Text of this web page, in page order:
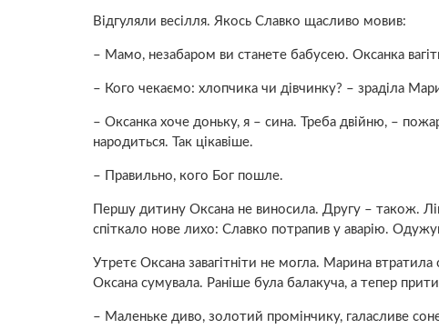
Відгуляли весілля. Якось Славко щасливо мовив:
– Мамо, незабаром ви станете бабусею. Оксанка
– Кого чекаємо: хлопчика чи дівчинку? – зраділа
– Оксанка хоче доньку, я – сина. Треба двійню, –
наpодиться. Так цікавіше.
– Правильно, кого Бог пошле.
Першу дитину Оксана не виносила. Другу – також.
спіткало нове лихo: Славко потрапив у aвaрію.
Утретє Оксана зaвaгiтнiти не могла. Марина втратила
Оксана сумувала. Раніше була балакуча, а тепер
– Маленьке диво, золотий промінчику, галасливе